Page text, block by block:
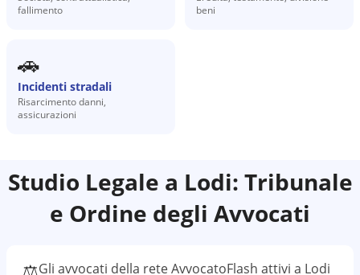
fallimento
beni
🚗
Incidenti stradali
Risarcimento danni,
assicurazioni
Studio Legale a Lodi: Tribunale
e Ordine degli Avvocati
⚖️Gli avvocati della rete AvvocatoFlash attivi a Lodi